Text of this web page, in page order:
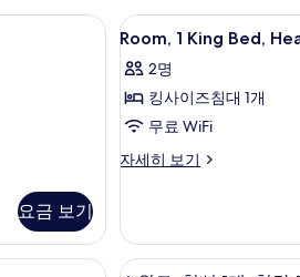
위털 이불, 객실 내 금고, 책상
요금 보기
Room,
1
King
Bed,
Hearing
Accessible,
사
진
9
Room, 1 King Bed,
2명
킹사이즈침대 1개
무료 WiFi
자세히 보기
Room,
Hearing
Accessible,
가능한 50인치 LCD TV, TV, 넷플릭스
스